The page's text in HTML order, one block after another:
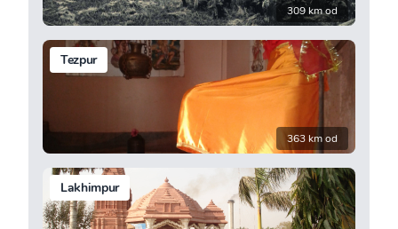
309 km od
Tezpur
363 km od
Lakhimpur